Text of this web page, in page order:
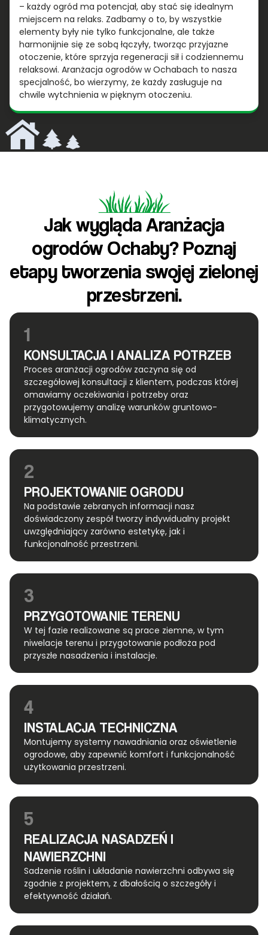
– każdy ogród ma potencjał, aby stać się idealnym
miejscem na relaks. Zadbamy o to, by wszystkie
elementy były nie tylko funkcjonalne, ale także
harmonijnie się ze sobą łączyły, tworząc przyjazne
otoczenie, które sprzyja regeneracji sił i codziennemu
relaksowi. Aranżacja ogrodów w Ochabach to nasza
specjalność, bo wierzymy, że każdy zasługuje na
chwile wytchnienia w pięknym otoczeniu.
Jak wygląda Aranżacja
ogrodów Ochaby? Poznaj
etapy tworzenia swojej zielonej
przestrzeni.
1
KONSULTACJA I ANALIZA POTRZEB
Proces aranżacji ogrodów zaczyna się od
szczegółowej konsultacji z klientem, podczas której
omawiamy oczekiwania i potrzeby oraz
przygotowujemy analizę warunków gruntowo-
klimatycznych.
2
PROJEKTOWANIE OGRODU
Na podstawie zebranych informacji nasz
doświadczony zespół tworzy indywidualny projekt
uwzględniający zarówno estetykę, jak i
funkcjonalność przestrzeni.
3
PRZYGOTOWANIE TERENU
W tej fazie realizowane są prace ziemne, w tym
niwelacje terenu i przygotowanie podłoża pod
przyszłe nasadzenia i instalacje.
4
INSTALACJA TECHNICZNA
Montujemy systemy nawadniania oraz oświetlenie
ogrodowe, aby zapewnić komfort i funkcjonalność
użytkowania przestrzeni.
5
REALIZACJA NASADZEŃ I
NAWIERZCHNI
Sadzenie roślin i układanie nawierzchni odbywa się
zgodnie z projektem, z dbałością o szczegóły i
efektywność działań.